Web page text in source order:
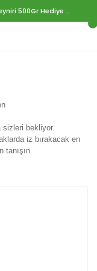
500Gr Hediye ..
sizleri bekliyor.
iz bırakacak en
tanışın.